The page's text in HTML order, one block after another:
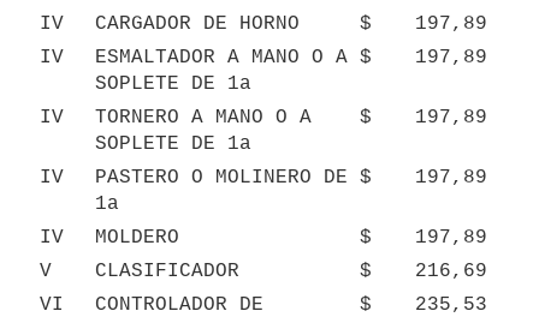
IV
CARGADOR DE HORNO $
197,89
IV
ESMALTADOR A MANO O A
SOPLETE DE 1a
$ 197,89
IV
TORNERO A MANO O A
SOPLETE DE 1a
$ 197,89
IV
PASTERO O MOLINERO DE
1a
$ 197,89
IV MOLDERO $
197,89
V
CLASIFICADOR $
216,69
VI
CONTROLADOR DE
$ 235,53